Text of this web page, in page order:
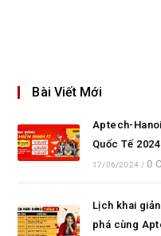
Bài Viết Mới
Aptech-
Quốc Tế
17/06/2024 / 0
Lịch khai
phá cùng